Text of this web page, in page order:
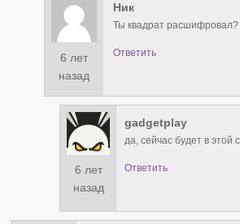
6 лет
назад
Ник
Ты квадрат расшифровал?
Ответить
6 лет
назад
gadgetplay
да, сейчас будет в этой
Ответить